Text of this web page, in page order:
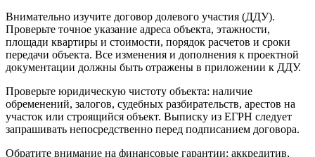
Внимательно изучите договор долевого участия (ДДУ).
Проверьте точное указание адреса объекта, этажности,
площади квартиры и стоимости, порядок расчетов и сроки
передачи объекта. Все изменения и дополнения к проектной
документации должны быть отражены в приложении к ДДУ.
Проверьте юридическую чистоту объекта: наличие
обременений, залогов, судебных разбирательств, арестов на
участок или строящийся объект. Выписку из ЕГРН следует
запрашивать непосредственно перед подписанием договора.
Обратите внимание на финансовые гарантии: аккредитив,